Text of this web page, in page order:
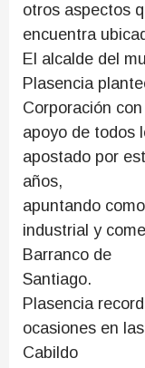
otros aspectos
encuentra
El alcalde del
Plasencia
Corporación con
apoyo de todos
apostado por
años,
apuntando
industrial y
Barranco de
Santiago.
Plasencia
ocasiones en
Cabildo